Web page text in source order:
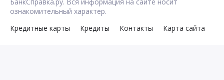
ознакомительный характер.
Кредитные карты
Кредиты Контакты Карта сайта